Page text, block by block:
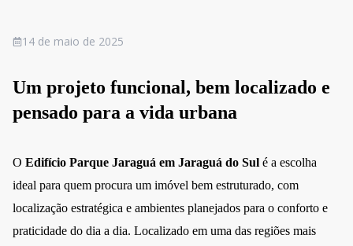
14 de maio de 2025
Um projeto funcional, bem localizado e
pensado para a vida urbana
O Edifício Parque Jaraguá em Jaraguá do Sul é a escolha
ideal para quem procura um imóvel bem estruturado, com
localização estratégica e ambientes planejados para o conforto e
praticidade do dia a dia. Localizado em uma das regiões mais